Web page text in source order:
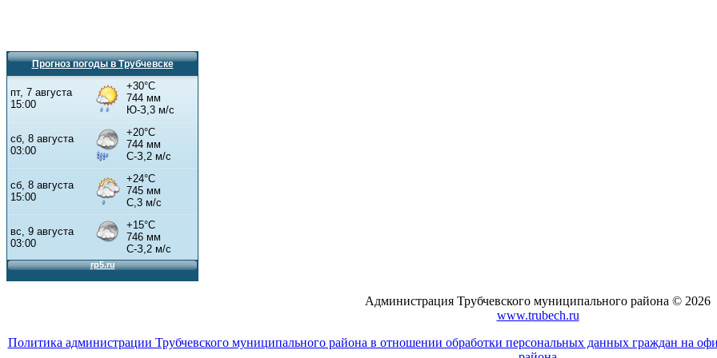
Прогноз погоды в Трубчевске
Администрация Трубчевского муниципального района © 2026
www.trubech.ru
Политика администрации Трубчевского муниципального района в отношении обработки персональных данных граждан на